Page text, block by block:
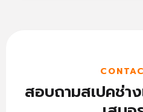
สอบถามสเปคช่า